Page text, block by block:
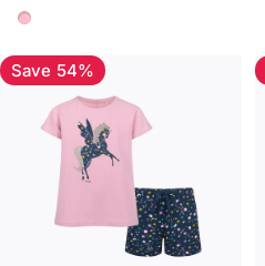
Pastel pink
Save 54%